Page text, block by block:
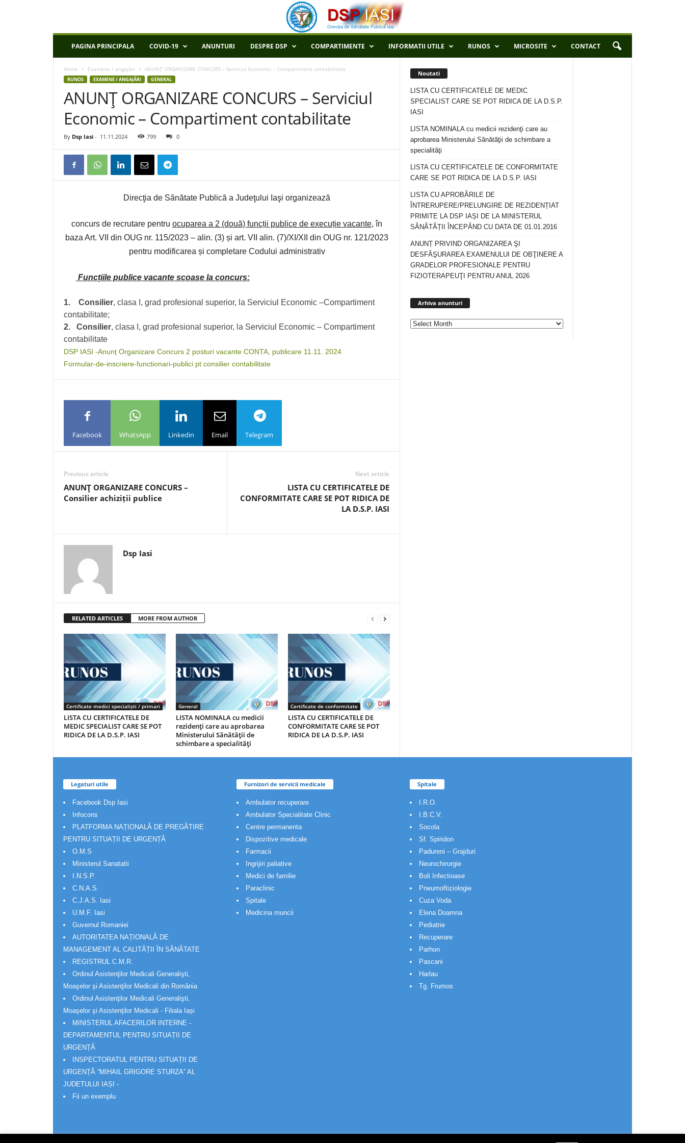
P
PAGINA PRINCIPALA COVID-19 ANUNTURI DESPRE DSP COMPARTIMENTE INFORMATII UTILE RUNOS MICROSITE CONTACT
Home Examene / angajări ANUNŢ ORGANIZARE CONCURS – Serviciul Economic – Compartiment contabilitate
RUNOS EXAMENE / ANGAJĂRI GENERAL
ANUNŢ ORGANIZARE CONCURS – Serviciul
Economic – Compartiment contabilitate
By Dsp Iasi - 11.11.2024 799 0
Direcţia de Sănătate Publică a Judeţului Iaşi organizează
concurs de recrutare pentru ocuparea a 2 (două) funcții publice de execuție vacante, în
baza Art. VII din OUG nr. 115/2023 – alin. (3) și art. VII alin. (7)/XI/XII din OUG nr. 121/2023
pentru modificarea și completare Codului administrativ
Funcțiile publice vacante scoase la concurs:
1. Consilier, clasa I, grad profesional superior, la Serviciul Economic –Compartiment
contabilitate;
2. Consilier, clasa I, grad profesional superior, la Serviciul Economic – Compartiment
contabilitate
DSP IASI -Anunț Organizare Concurs 2 posturi vacante CONTA, publicare 11.11. 2024
Formular-de-inscriere-functionari-publici pt consilier contabilitate
Facebook WhatsApp Linkedin Email Telegram
Previous article
ANUNŢ ORGANIZARE CONCURS –
Consilier achiziții publice
Next article
LISTA CU CERTIFICATELE DE
CONFORMITATE CARE SE POT RIDICA DE
LA D.S.P. IASI
Dsp Iasi
RELATED ARTICLES MORE FROM AUTHOR
Certificate medici specialiști / primari
LISTA CU CERTIFICATELE DE
MEDIC SPECIALIST CARE SE POT
RIDICA DE LA D.S.P. IASI
General
LISTA NOMINALA cu medicii
rezidenţi care au aprobarea
Ministerului Sănătăţii de
schimbare a specialităţi
Certificate de conformitate
LISTA CU CERTIFICATELE DE
CONFORMITATE CARE SE POT
RIDICA DE LA D.S.P. IASI
Noutati
LISTA CU CERTIFICATELE DE MEDIC
SPECIALIST CARE SE POT RIDICA DE LA D.S.P.
IASI
LISTA NOMINALA cu medicii rezidenţi care au
aprobarea Ministerului Sănătăţii de schimbare a
specialităţi
LISTA CU CERTIFICATELE DE CONFORMITATE
CARE SE POT RIDICA DE LA D.S.P. IASI
LISTA CU APROBĂRILE DE
ÎNTRERUPERE/PRELUNGIRE DE REZIDENȚIAT
PRIMITE LA DSP IAȘI DE LA MINISTERUL
SĂNĂTĂȚII ÎNCEPÂND CU DATA DE 01.01.2016
ANUNȚ PRIVIND ORGANIZAREA ŞI
DESFĂŞURAREA EXAMENULUI DE OBŢINERE A
GRADELOR PROFESIONALE PENTRU
FIZIOTERAPEUŢI PENTRU ANUL 2026
Arhiva anunturi
Legaturi utile
Facebook Dsp Iasi
Infocons
PLATFORMA NAȚIONALĂ DE PREGĂTIRE
PENTRU SITUAȚII DE URGENȚĂ
O.M.S
Ministerul Sanatatii
I.N.S.P.
C.N.A.S.
C.J.A.S. Iasi
U.M.F. Iasi
Guvernul Romaniei
AUTORITATEA NAȚIONALĂ DE
MANAGEMENT AL CALITĂȚII ÎN SĂNĂTATE
REGISTRUL C.M.R.
Ordinul Asistenţilor Medicali Generalişti,
Moaşelor şi Asistenţilor Medicali din România
Ordinul Asistenţilor Medicali Generalişti,
Moaşelor şi Asistenţilor Medicali - Filiala Iași
MINISTERUL AFACERILOR INTERNE -
DEPARTAMENTUL PENTRU SITUAȚII DE
URGENȚĂ
INSPECTORATUL PENTRU SITUAȚII DE
URGENȚĂ “MIHAIL GRIGORE STURZA” AL
JUDETULUI IAȘI -
Fii un exemplu
Furnizori de servicii medicale
Ambulator recuperare
Ambulator Specialitate Clinic
Centre permanenta
Dispozitive medicale
Farmacii
Ingrijiri paliative
Medici de familie
Paraclinic
Spitale
Medicina muncii
Spitale
I.R.O.
I.B.C.V.
Socola
Sf. Spiridon
Padureni – Grajduri
Neurochirurgie
Boli Infectioase
Pneumoftiziologie
Cuza Voda
Elena Doamna
Pediatrie
Recuperare
Parhon
Pascani
Harlau
Tg. Frumos